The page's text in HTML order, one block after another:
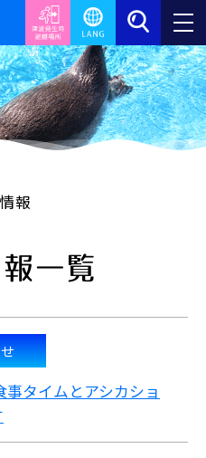
報
一覧
事タイムとアシカショ